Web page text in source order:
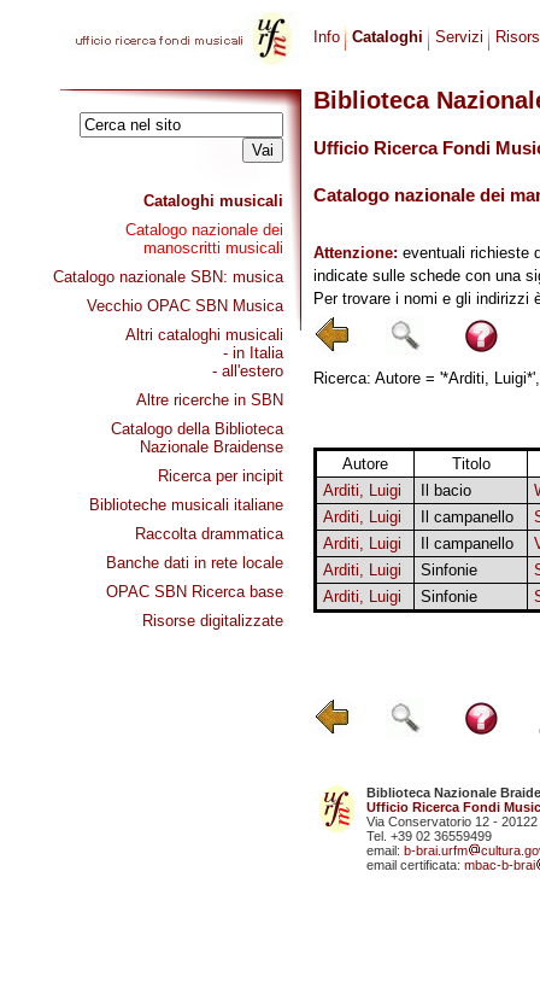
Cataloghi musicali
Catalogo nazionale dei
manoscritti musicali
Catalogo nazionale SBN: musica
Vecchio OPAC SBN Musica
Altri cataloghi musicali
- in Italia
- all'estero
Altre ricerche in SBN
Catalogo della Biblioteca
Nazionale Braidense
Ricerca per incipit
Biblioteche musicali italiane
Raccolta drammatica
Banche dati in rete locale
OPAC SBN Ricerca base
Risorse digitalizzate
Info Cataloghi Servizi
Biblioteca
Ufficio Ricerca Fondi
Catalogo nazionale dei
Attenzione: eventuali richieste
indicate sulle schede con una
Per trovare i nomi e gli indirizzi
Ricerca: Autore = '*Arditi,
Autore
Titolo
Arditi, Luigi
Il bacio
Arditi, Luigi
Il campanello
Arditi, Luigi
Il campanello
Arditi, Luigi
Sinfonie
Arditi, Luigi
Sinfonie
Biblioteca Nazionale
Ufficio Ricerca Fondi
Via Conservatorio 12 - 20122
Tel. +39 02 36559499
email: b-brai.urfm
email certificata: mbac-b-brai